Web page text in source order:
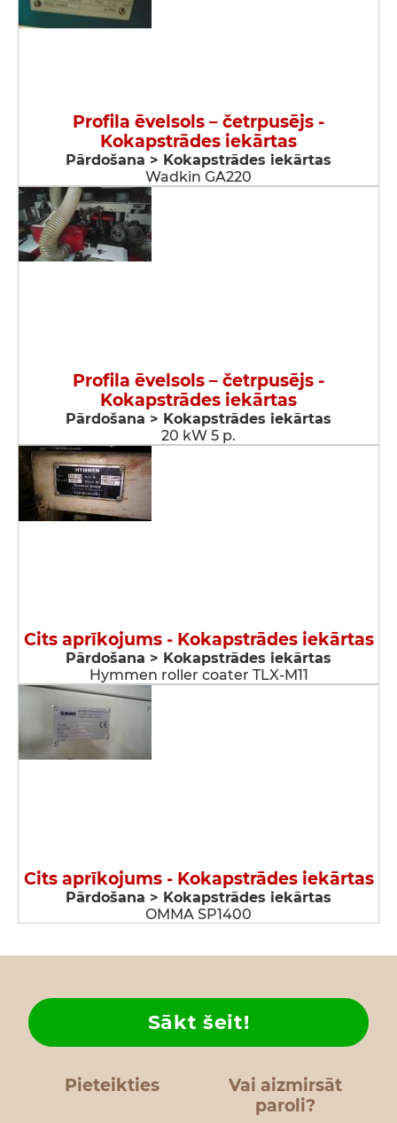
Profila ēvelsols – četrpusējs -
Kokapstrādes iekārtas
Pārdošana > Kokapstrādes iekārtas
Wadkin GA220
Profila ēvelsols – četrpusējs -
Kokapstrādes iekārtas
Pārdošana > Kokapstrādes iekārtas
20 kW 5 p.
Cits aprīkojums - Kokapstrādes iekārtas
Pārdošana > Kokapstrādes iekārtas
Hymmen roller coater TLX-M11
Cits aprīkojums - Kokapstrādes iekārtas
Pārdošana > Kokapstrādes iekārtas
OMMA SP1400
Pieteikties
Vai aizmirsāt
paroli?
Sākt šeit!